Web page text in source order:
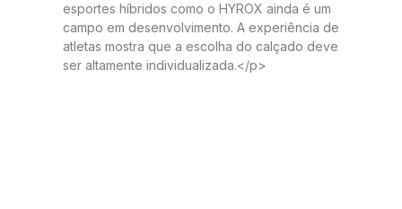
esportes híbridos como o HYROX ainda é um
campo em desenvolvimento. A experiência de
atletas mostra que a escolha do calçado deve
ser altamente individualizada.</p>